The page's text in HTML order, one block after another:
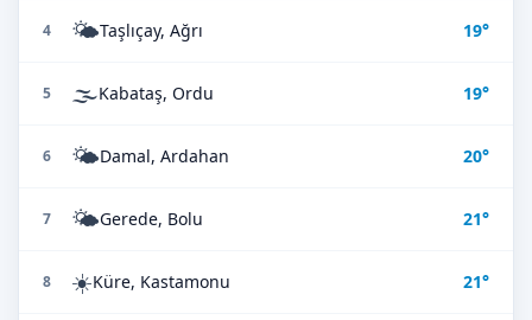
4 🌤️Taşlıçay, Ağrı 19°
5 🌫️Kabataş, Ordu 19°
6 🌤️Damal, Ardahan 20°
7 🌤️Gerede, Bolu 21°
8 ☀️Küre, Kastamonu 21°